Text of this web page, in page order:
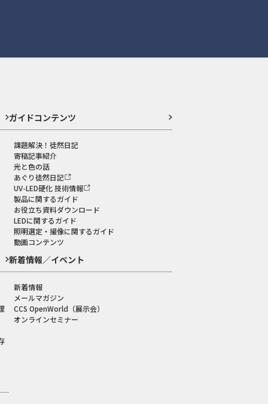
ガイドコンテンツ
課題解決！徒然日記
寄稿記事紹介
光と色の話
あぐり徒然日記
UV-LED硬化 技術情報
製品に関するガイド
お役立ち資料ダウンロード
LEDに関するガイド
照明選定・撮像に関するガイド
動画コンテンツ
新着情報／イベント
新着情報
メールマガジン
CCS OpenWorld（展示会）
オンラインセミナー